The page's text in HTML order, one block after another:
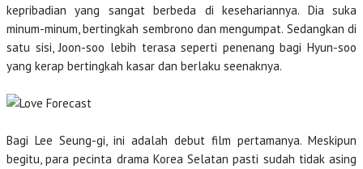
kepribadian yang sangat berbeda di kesehariannya. Dia suka
minum-minum, bertingkah sembrono dan mengumpat. Sedangkan di
satu sisi, Joon-soo lebih terasa seperti penenang bagi Hyun-soo
yang kerap bertingkah kasar dan berlaku seenaknya.
Bagi Lee Seung-gi, ini adalah debut film pertamanya. Meskipun
begitu, para pecinta drama Korea Selatan pasti sudah tidak asing